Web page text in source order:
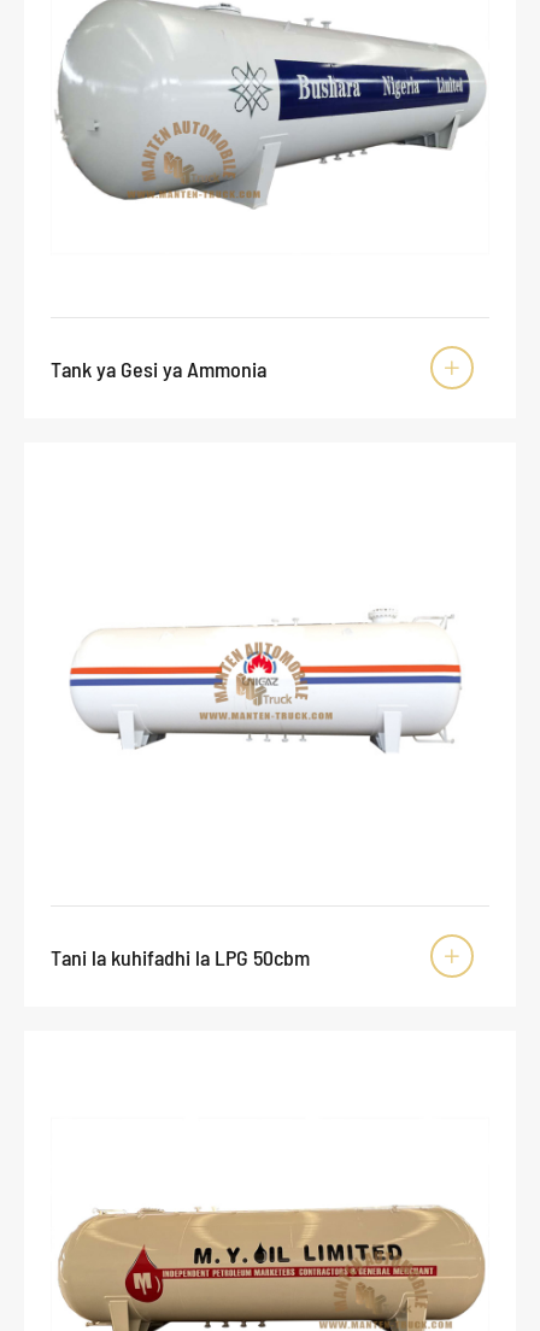
Tank ya Gesi ya Ammonia 
Tani la kuhifadhi la LPG 50cbm 